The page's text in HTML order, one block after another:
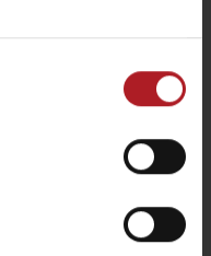
Wypożyczalnia nart